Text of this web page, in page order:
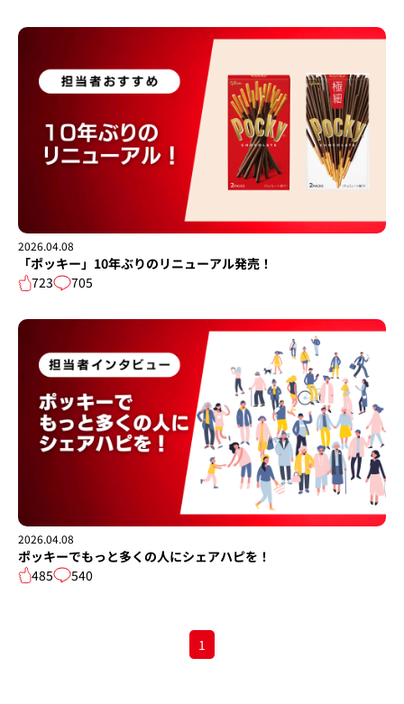
2026.04.08
「ポッキー」10年ぶりのリニューアル発売！
723
705
2026.04.08
ポッキーでもっと多くの人にシェアハピを！
485
540
1